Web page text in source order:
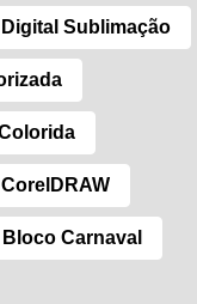
Sublimação
Carnaval